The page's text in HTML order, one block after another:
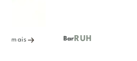
Bar